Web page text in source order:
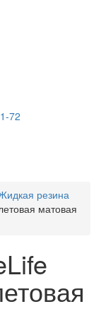
72
резина
матовая